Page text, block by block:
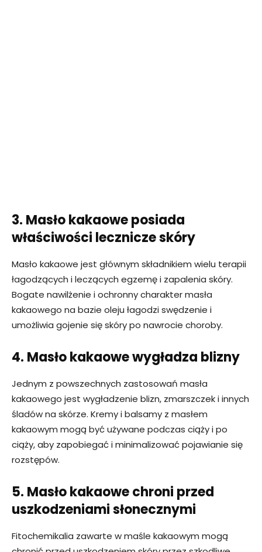
3. Masło kakaowe posiada
właściwości lecznicze skóry
Masło kakaowe jest głównym składnikiem wielu terapii
łagodzących i leczących egzemę i zapalenia skóry.
Bogate nawilżenie i ochronny charakter masła
kakaowego na bazie oleju łagodzi swędzenie i
umożliwia gojenie się skóry po nawrocie choroby.
4. Masło kakaowe wygładza blizny
Jednym z powszechnych zastosowań masła
kakaowego jest wygładzenie blizn, zmarszczek i innych
śladów na skórze. Kremy i balsamy z masłem
kakaowym mogą być używane podczas ciąży i po
ciąży, aby zapobiegać i minimalizować pojawianie się
rozstępów.
5. Masło kakaowe chroni przed
uszkodzeniami słonecznymi
Fitochemikalia zawarte w maśle kakaowym mogą